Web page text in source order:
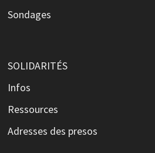
Sondages
SOLIDARITÉS
Infos
Ressources
Adresses des presos